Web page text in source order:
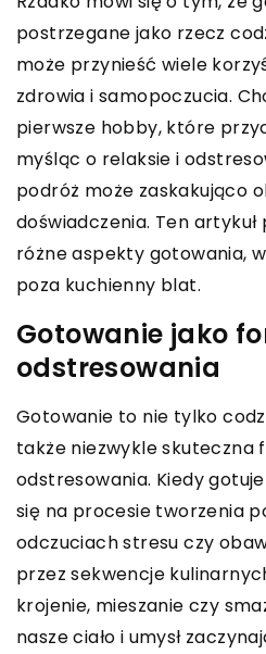
postrzegane jako rzecz
może przynieść wiele
zdrowia i samopoczucia.
pierwsze hobby, które
myśląc o relaksie i
podróż może zaskakująco
doświadczenia. Ten
różne aspekty gotowania,
poza kuchienny blat.
Gotowanie jako
odstresowania
Gotowanie to nie tylko
także niezwykle skuteczna
odstresowania. Kiedy
się na procesie tworzenia
odczuciach stresu czy
przez sekwencje
krojenie, mieszanie czy
nasze ciało i umysł